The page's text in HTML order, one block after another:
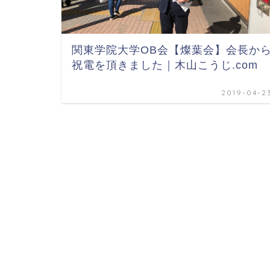
関東学院大学OB会【燦葉会】会長か
祝電を頂きました｜木山こうじ.com
2019-04-